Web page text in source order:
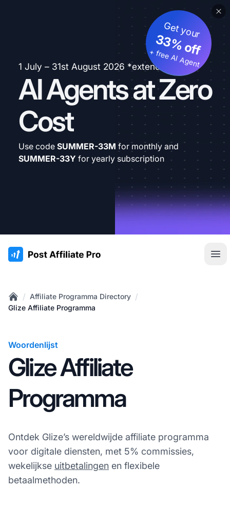
1 July – 31st August 2026 *extended
AI Agents at Zero
Cost
Get your
33% off
+ free AI Agent
Use code SUMMER-33M for monthly and
SUMMER-33Y for yearly subscription
:site.title
Home
/ Affiliate Programma Directory /
Glize Affiliate Programma
Woordenlijst
Glize Affiliate
Programma
Ontdek Glize’s wereldwijde affiliate programma
voor digitale diensten, met 5% commissies,
wekelijkse uitbetalingen en flexibele
betaalmethoden.